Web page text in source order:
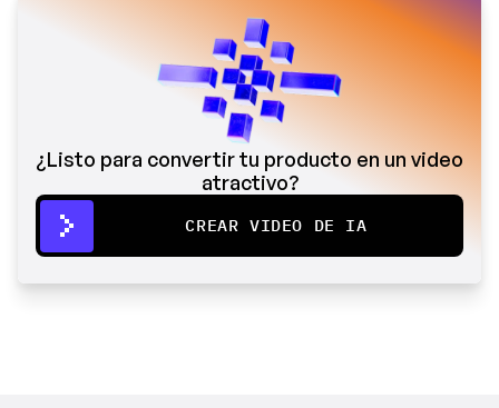
¿Listo para convertir tu producto en un video
atractivo?
CREAR VIDEO DE IA